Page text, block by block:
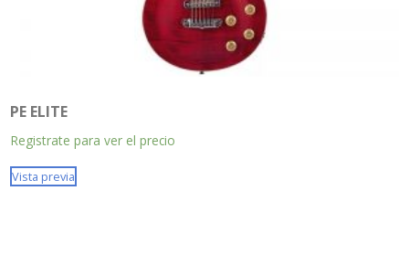
PE ELITE
Registrate para ver el precio
Vista previa